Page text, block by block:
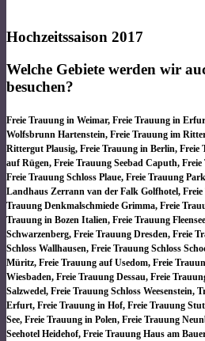
Hochzeitssaison 2017
Welche Gebiete werden wir
besuchen?
Freie Trauung in Weimar, Freie Trauung in
Wolfsbrunn Hartenstein, Freie Trauung im
Rittergut Plausig, Freie Trauung in Berlin, Freie
auf Rügen, Freie Trauung Seebad Caputh,
Freie Trauung Schloss Plaue, Freie Trauung
Landhaus Zerrann van der Falk Golfhotel,
Trauung Denkmalschmiede Grimma, Freie
Trauung in Bozen Italien, Freie Trauung
Schwarzenberg, Freie Trauung Dresden, Freie
Schloss Wallhausen, Freie Trauung Schloss
Müritz, Freie Trauung auf Usedom, Freie
Wiesbaden, Freie Trauung Dessau, Freie
Salzwedel, Freie Trauung Schloss Weesenstein,
Erfurt, Freie Trauung in Hof, Freie Trauung
See, Freie Trauung in Polen, Freie Trauung
Seehotel Heidehof, Freie Trauung Haus am